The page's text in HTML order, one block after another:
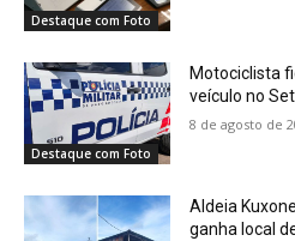
Destaque com Foto
Destaque com Foto
Motociclista
veículo no
8 de agosto de
Aldeia
ganha local